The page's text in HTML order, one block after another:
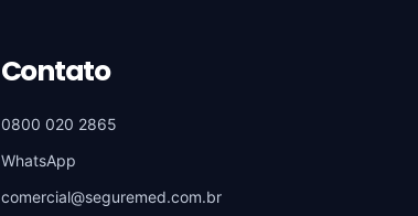
Contato
0800 020 2865
WhatsApp
comercial@seguremed.com.br